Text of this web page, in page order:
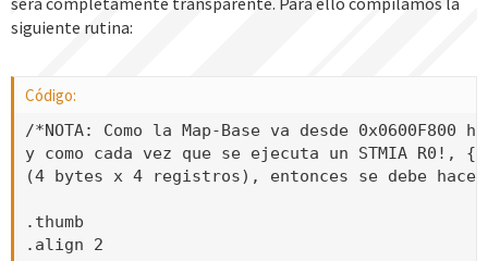
siguiente rutina:
Código:
/*NOTA: Como la Map-Base va desde
y como cada vez que se ejecuta un STMIA R0!,
(4 bytes x 4 registros), entonces se debe
.thumb
.align 2